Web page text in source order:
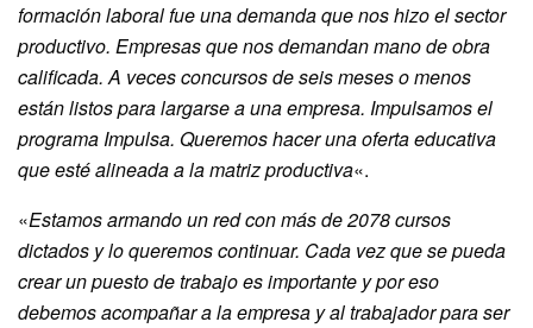
formación laboral fue una demanda que nos hizo el sector
productivo. Empresas que nos demandan mano de obra
calificada. A veces concursos de seis meses o menos
están listos para largarse a una empresa. Impulsamos el
programa Impulsa. Queremos hacer una oferta educativa
que esté alineada a la matriz productiva«.
«Estamos armando un red con más de 2078 cursos
dictados y lo queremos continuar. Cada vez que se pueda
crear un puesto de trabajo es importante y por eso
debemos acompañar a la empresa y al trabajador para ser